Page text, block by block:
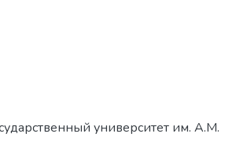
университет им. А.М.